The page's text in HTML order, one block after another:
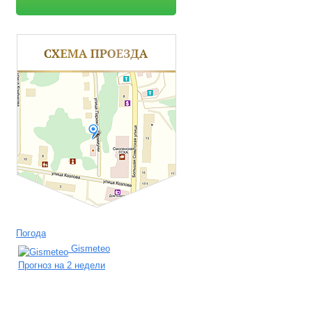
Погода
Gismeteo
Прогноз на 2 недели